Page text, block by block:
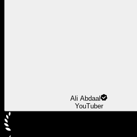
Ali Abdaal
YouTuber